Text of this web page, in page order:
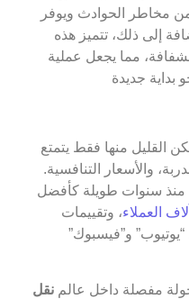
مخاطر الحوادث ويوفر
إلى ذلك، تتميز هذه
مما يجعل عملية
بداية جديدة
القليل منها فقط يتمتع
والأسعار التنافسية.
منذ سنوات طويلة كأفضل
آلاف العملاء، وتقييمات
و”فيسبوك”
مفصلة داخل عالم نقل